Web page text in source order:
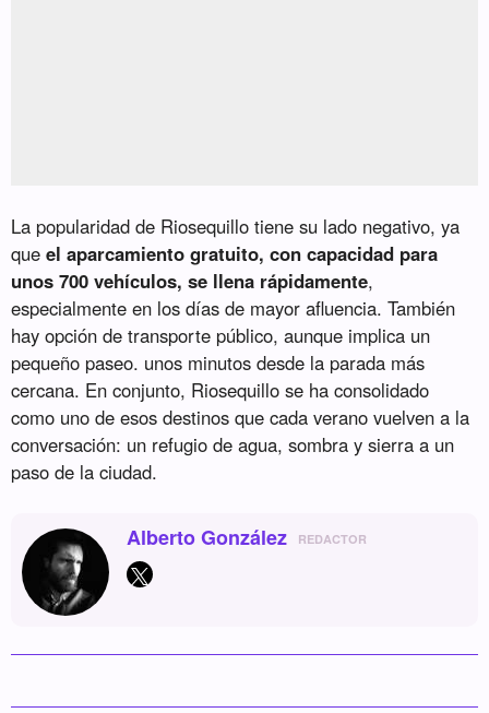
La popularidad de Riosequillo tiene su lado negativo, ya
queel aparcamiento gratuito, con capacidad para
unos 700 vehículos, se llena rápidamente,
especialmente en los días de mayor afluencia. También
hay opción de transporte público, aunque implica un
pequeño paseo. unos minutos desde la parada más
cercana. En conjunto, Riosequillo se ha consolidado
como uno de esos destinos que cada verano vuelven a la
conversación: un refugio de agua, sombra y sierra a un
paso de la ciudad.
Alberto González REDACTOR